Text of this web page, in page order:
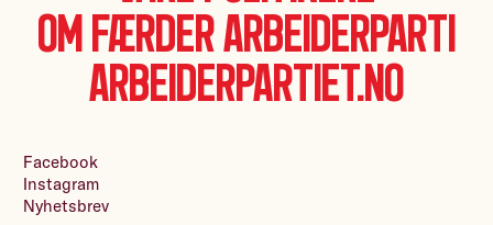
Om Færder Arbeiderparti
Arbeiderpartiet.no
Facebook
Instagram
Nyhetsbrev